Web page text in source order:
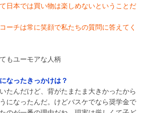
日本では買い物は楽しめないということだ
ーチは常に笑顔で私たちの質問に答えてく
もユーモアな人柄
なったきっかけは？
たんだけど、背がたまたま大きかったから
になったんだ。けどバスケでなら奨学金で